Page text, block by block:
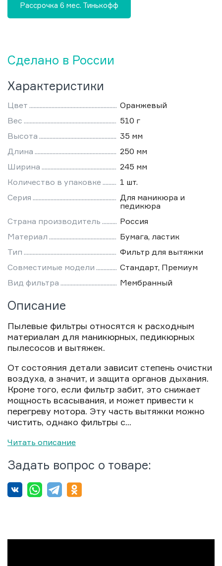
Сделано в России
Характеристики
Цвет
Оранжевый
Вес
510 г
Высота
35 мм
Длина
250 мм
Ширина
245 мм
Количество в упаковке
1 шт.
Серия
Для маникюра и
педикюра
Страна производитель
Россия
Материал
Бумага, ластик
Тип
Фильтр для вытяжки
Совместимые модели
Стандарт, Премиум
Вид фильтра
Мембранный
Описание
Пылевые фильтры относятся к расходным
материалам для маникюрных, педикюрных
пылесосов и вытяжек.
От состояния детали зависит степень очистки
воздуха, а значит, и защита органов дыхания.
Кроме того, если фильтр забит, это снижает
мощность всасывания, и может привести к
перегреву мотора. Эту часть вытяжки можно
чистить, однако фильтры с...
Читать описание
Задать вопрос о товаре:
Рассрочка 6 мес. Тинькофф